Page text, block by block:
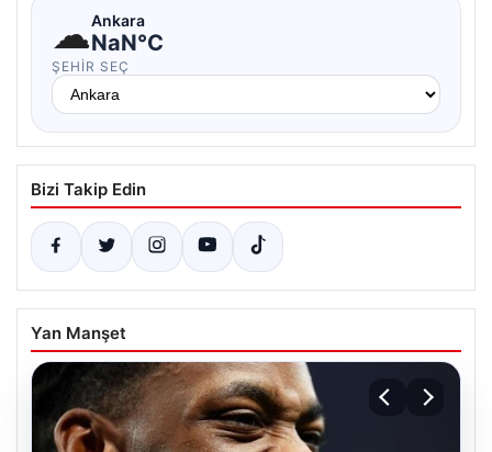
☁Ankara
NaN°C
ŞEHIR SEÇ
Bizi Takip Edin
Yan Manşet